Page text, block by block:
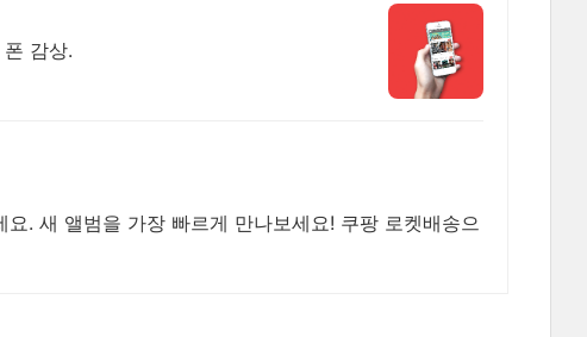
감상.
. 새 앨범을 가장 빠르게 만나보세요! 쿠팡 로켓배송으